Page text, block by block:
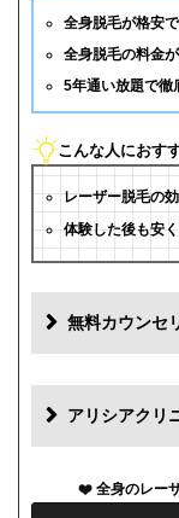
全身脱毛が格安
全身脱毛の料金
5年通い放題で徹
こんな人におす
レーザー脱毛の
体験した後も安
無料カウンセ
アリシアクリ
全身のレー